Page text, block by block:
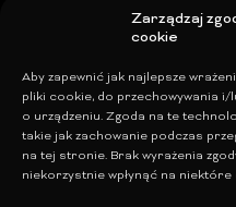
Zarządzaj
cookie
Aby zapewnić jak najlepsze
pliki cookie, do przechowywania
o urządzeniu. Zgoda na te
takie jak zachowanie podczas
na tej stronie. Brak wyrażenia
niekorzystnie wpłynąć na niektóre
Tel. +48
Polityka
Polityka